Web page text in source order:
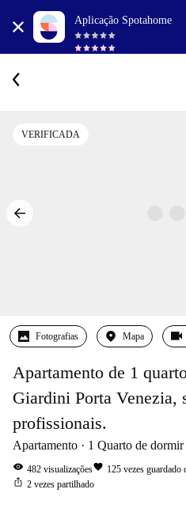
Aplicação Spotahome
VERIFICADA
Fotografias Mapa
Apartamento de 1
Giardini Porta Venezia,
profissionais.
Apartamento 1 Quarto de dormir
visibility 482 visualizaçõesfavorite 125 vezes guardado
ios_share 2 vezes partilhado